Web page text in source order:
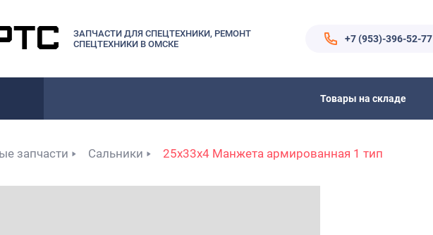
ЗАПЧАСТИ ДЛЯ СПЕЦТЕХНИКИ, РЕМОНТ
СПЕЦТЕХНИКИ В ОМСКЕ
+7 (953)-396-52-77
Товары на складе
запчасти Сальники 25x33x4 Манжета армированная 1 тип